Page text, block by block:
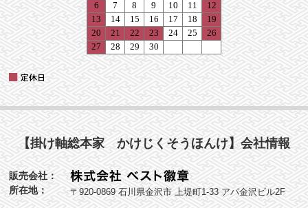
【掛け軸総本家 かけじくそうほんけ】会社情報
販売会社：
所在地：
〒920-0869 石川県金沢市 上堤町1-33 アパ金沢ビル2F